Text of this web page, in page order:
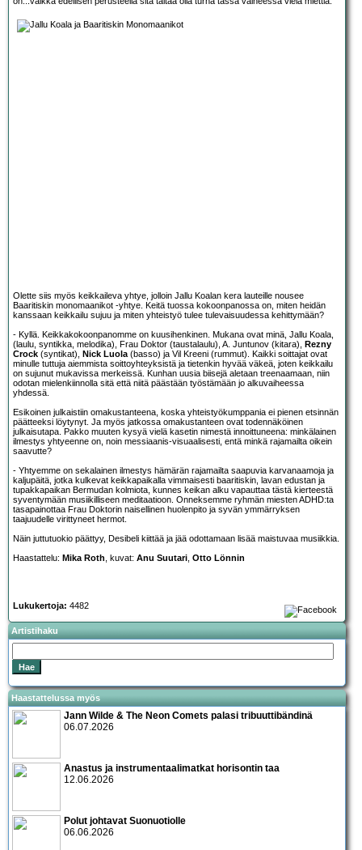
Olette siis myös keikkaileva yhtye, jolloin Jallu Koalan kera lauteille nousee
Baaritiskin monomaanikot -yhtye. Keitä tuossa kokoonpanossa on, miten heidän
kanssaan keikkailu sujuu ja miten yhteistyö tulee tulevaisuudessa kehittymään?
- Kyllä. Keikkakokoonpanomme on kuusihenkinen. Mukana ovat minä, Jallu Koala,
(laulu, syntikka, melodika), Frau Doktor (taustalaulu), A. Juntunov (kitara), Rezny
Crock (syntikat), Nick Luola(basso) ja Vil Kreeni (rummut). Kaikki soittajat ovat
minulle tuttuja aiemmista soittoyhteyksistä ja tietenkin hyvää väkeä, joten keikkailu
on sujunut mukavissa merkeissä. Kunhan uusia biisejä aletaan treenaamaan, niin
odotan mielenkiinnolla sitä että niitä päästään työstämään jo alkuvaiheessa
yhdessä.
Esikoinen julkaistiin omakustanteena, koska yhteistyökumppania ei pienen etsinnän
päätteeksi löytynyt. Ja myös jatkossa omakustanteen ovat todennäköinen
julkaisutapa. Pakko muuten kysyä vielä kasetin nimestä innoittuneena: minkälainen
ilmestys yhtyeenne on, noin messiaanis-visuaalisesti, entä minkä rajamailta oikein
saavutte?
- Yhtyemme on sekalainen ilmestys hämärän rajamailta saapuvia karvanaamoja ja
kaljupäitä, jotka kulkevat keikkapaikalla vimmaisesti baaritiskin, lavan edustan ja
tupakkapaikan Bermudan kolmiota, kunnes keikan alku vapauttaa tästä kierteestä
syventymään musiikilliseen meditaatioon. Onneksemme ryhmän miesten ADHD:ta
tasapainottaa Frau Doktorin naisellinen huolenpito ja syvän ymmärryksen
taajuudelle virittyneet hermot.
Näin juttutuokio päättyy, Desibeli kiittää ja jää odottamaan lisää maistuvaa musiikkia.
Haastattelu: Mika Roth, kuvat: Anu Suutari, Otto Lönnin
Lukukertoja: 4482
Artistihaku
Haastattelussa myös
Jann Wilde & The Neon Comets palasi tribuuttibändinä
06.07.2026
Anastus ja instrumentaalimatkat horisontin taa
12.06.2026
Polut johtavat Suonuotiolle
06.06.2026